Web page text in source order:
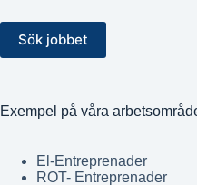
Sök jobbet
Exempel på våra
El-Entreprenader
ROT- Entreprenader